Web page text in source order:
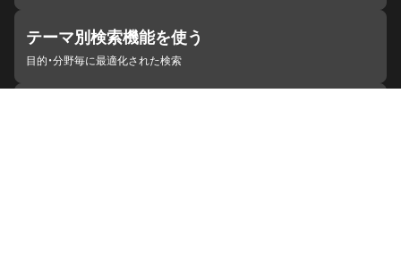
テーマ別検索機能を使う
目的・分野毎に最適化された検索